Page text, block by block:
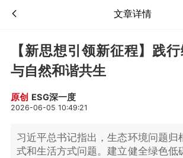
文章详情
【新思想引领新征程】践
与自然和谐共生
原创 ESG深一度
2026-06-05 10:49:21
习近平总书记指出，生态环境问题归
式和生活方式问题。建立健全绿色低